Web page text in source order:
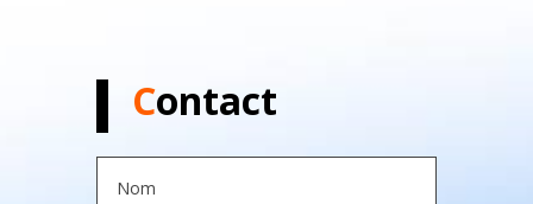
Contact